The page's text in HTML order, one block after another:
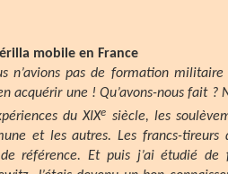
mobile en France
n’avions pas de formation
acquérir une ! Qu’avons-nous fait ?
du XIXe siècle, les
et les autres. Les francs-
référence. Et puis j’ai étudié de